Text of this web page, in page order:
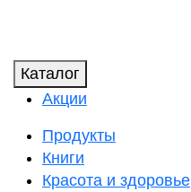
Каталог
Акции
Продукты
Книги
Красота и здоровье